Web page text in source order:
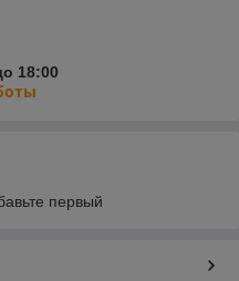
18:00
первый